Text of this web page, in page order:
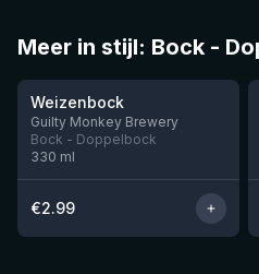
Meer in stijl: Bock -
Weizenbock
Guilty Monkey Brewery
Bock - Doppelbock
330 ml
€2.99